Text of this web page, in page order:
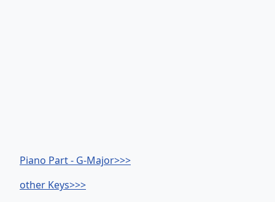
Piano Part - G-Major>>>
other Keys>>>